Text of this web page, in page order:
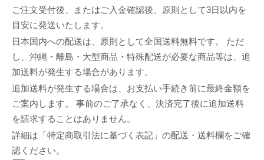
ご注文受付後、またはご入金確認後、原則として3日以内を
目安に発送いたします。
日本国内への配送は、原則として全国送料無料です。 ただ
し、沖縄・離島・大型商品・特殊配送が必要な商品等は、追
加送料が発生する場合があります。
追加送料が発生する場合は、お支払い手続き前に最終金額を
ご案内します。 事前のご了承なく、決済完了後に追加送料
を請求することはありません。
詳細は「特定商取引法に基づく表記」の配送・送料欄をご確
認ください。